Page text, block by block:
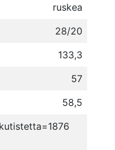
ruskea
28/20
133,3
57
58,5